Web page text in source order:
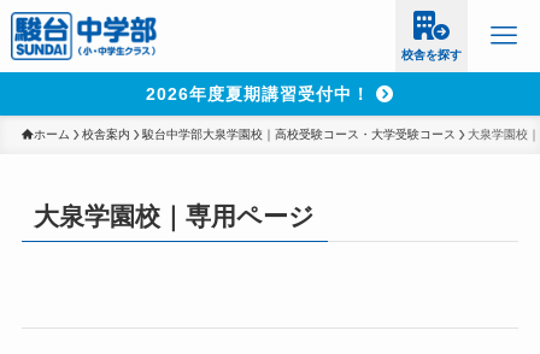
校舎を探す
2026年度夏期講習受付中！
ホーム 校舎案内 駿台中学部大泉学園校｜高校受験コース・大学受験コース 大泉学園校
大泉学園校｜専用ページ